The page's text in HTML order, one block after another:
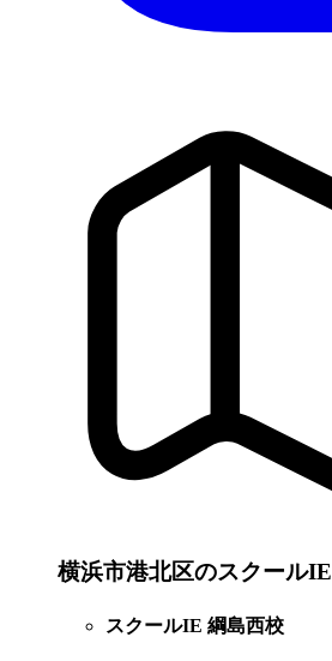
横浜市港北区のスクールIE
スクールIE 綱島西校